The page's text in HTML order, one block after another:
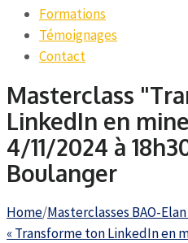
Formations
Témoignages
Contact
Masterclass
LinkedIn en
4/11/2024 à
Boulanger
Home/Masterclasses BAO-
« Transforme ton LinkedIn en